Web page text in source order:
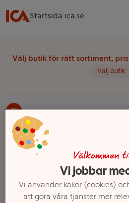
Startsida ica.se
Välj butik för rätt sortiment,
Välj butik
Startsida Hem & Inredning
Skrivblock & Skrivarpapper
Post-it-lappar
Välkommen
Vi jobbar
Vi använder kakor (cookies)
att göra våra tjänster mer